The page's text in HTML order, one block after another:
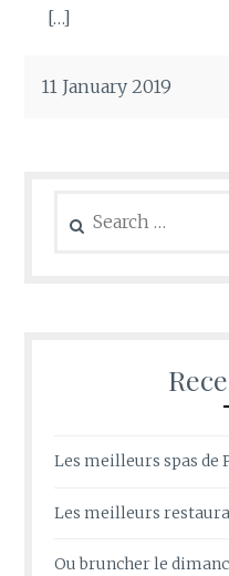
[…]
11 January 2019
for:
Les meilleurs spas de
Les meilleurs
Ou bruncher le